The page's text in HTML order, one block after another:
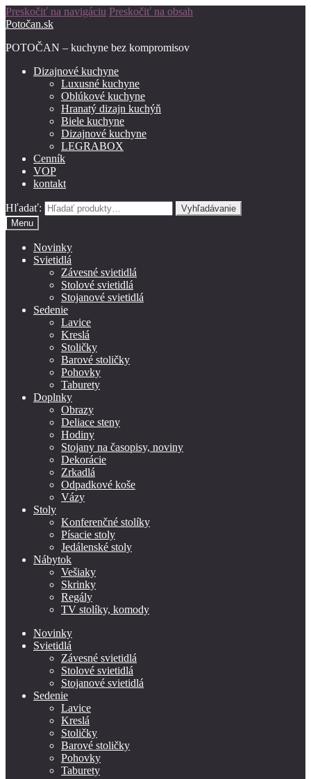
Preskočiť na navigáciu Preskočiť na obsah
Potočan.sk
POTOČAN – kuchyne bez kompromisov
Dizajnové kuchyne
Luxusné kuchyne
Oblúkové kuchyne
Hranatý dizajn kuchýň
Biele kuchyne
Dizajnové kuchyne
LEGRABOX
Cenník
VOP
kontakt
Hľadať:
Vyhľadávanie
Menu
Novinky
Svietidlá
Závesné svietidlá
Stolové svietidlá
Stojanové svietidlá
Sedenie
Lavice
Kreslá
Stoličky
Barové stoličky
Pohovky
Taburety
Doplnky
Obrazy
Deliace steny
Hodiny
Stojany na časopisy, noviny
Dekorácie
Zrkadlá
Odpadkové koše
Vázy
Stoly
Konferenčné stolíky
Písacie stoly
Jedálenské stoly
Nábytok
Vešiaky
Skrinky
Regály
TV stolíky, komody
Novinky
Svietidlá
Závesné svietidlá
Stolové svietidlá
Stojanové svietidlá
Sedenie
Lavice
Kreslá
Stoličky
Barové stoličky
Pohovky
Taburety